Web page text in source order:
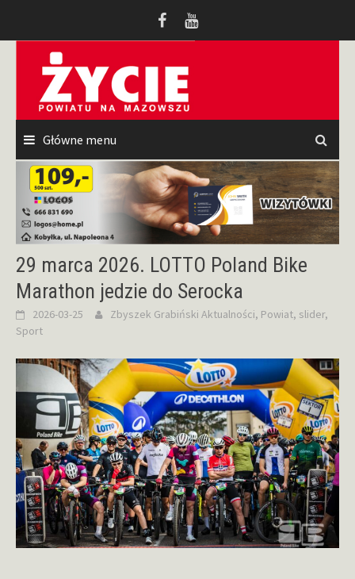
Główne menu
29 marca 2026. LOTTO Poland Bike
Marathon jedzie do Serocka
2026-03-25 Zbyszek Grabiński Aktualności, Powiat, slider,
Sport